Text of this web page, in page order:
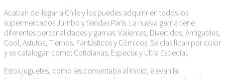
Acaban de llegar a Chile y los puedes adquirir en todos los
supermercados Jumbo y tiendas París. La nueva gama tiene
diferentes personalidades y gamas: Valientes, Divertidos, Amigables,
Cool, Astutos, Tiernos, Fantásticos y Cómicos. Se clasifican por color
y se catalogan como: Cotidianas, Especial y Ultra Especial.
Estos juguetes, como les comentaba al inicio, elevan la